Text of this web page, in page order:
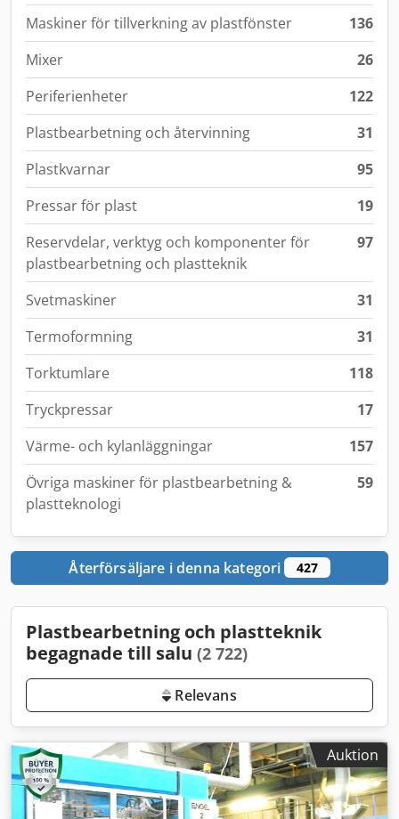
Maskiner för tillverkning av plastfönster
136
Mixer
26
Periferienheter
122
Plastbearbetning och återvinning
31
Plastkvarnar
95
Pressar för plast
19
Reservdelar, verktyg och komponenter för
plastbearbetning och plastteknik
97
Svetmaskiner
31
Termoformning
31
Torktumlare
118
Tryckpressar
17
Värme- och kylanläggningar
157
Övriga maskiner för plastbearbetning &
plastteknologi
59
Återförsäljare i denna kategori 427
Plastbearbetning och plastteknik
begagnade till salu (2 722)
Relevans
Auktion